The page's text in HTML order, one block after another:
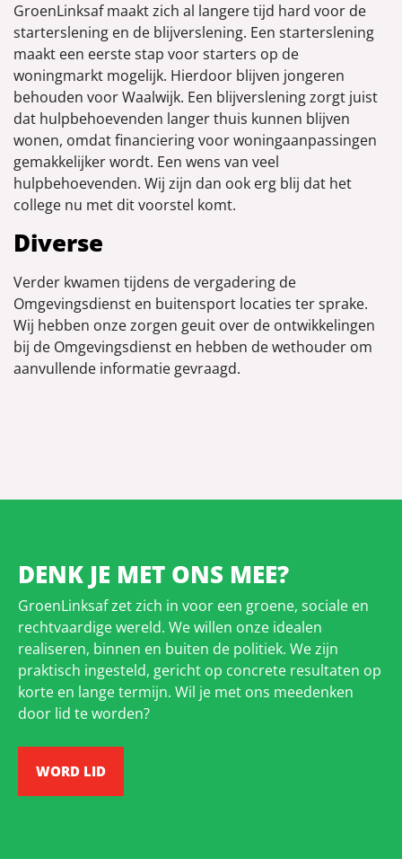
GroenLinksaf maakt zich al langere tijd hard voor de
starterslening en de blijverslening. Een starterslening
maakt een eerste stap voor starters op de
woningmarkt mogelijk. Hierdoor blijven jongeren
behouden voor Waalwijk. Een blijverslening zorgt juist
dat hulpbehoevenden langer thuis kunnen blijven
wonen, omdat financiering voor woningaanpassingen
gemakkelijker wordt. Een wens van veel
hulpbehoevenden. Wij zijn dan ook erg blij dat het
college nu met dit voorstel komt.
Diverse
Verder kwamen tijdens de vergadering de
Omgevingsdienst en buitensport locaties ter sprake.
Wij hebben onze zorgen geuit over de ontwikkelingen
bij de Omgevingsdienst en hebben de wethouder om
aanvullende informatie gevraagd.
DENK JE MET ONS MEE?
GroenLinksaf zet zich in voor een groene, sociale en
rechtvaardige wereld. We willen onze idealen
realiseren, binnen en buiten de politiek. We zijn
praktisch ingesteld, gericht op concrete resultaten op
korte en lange termijn. Wil je met ons meedenken
door lid te worden?
WORD LID